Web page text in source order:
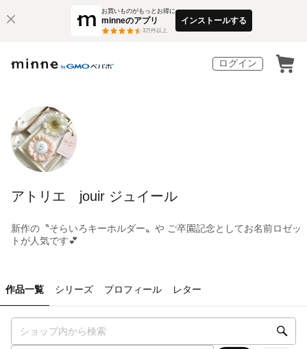
お買いものがもっとお得に
minneのアプリ
3万件以上
インストールする
ログイン
アトリエ jouir ジュイール
新作の〝そらいろキーホルダー〟や ご卒園記念としてお名前ロゼッ
トが人気です💕
作品一覧 シリーズ プロフィール レター